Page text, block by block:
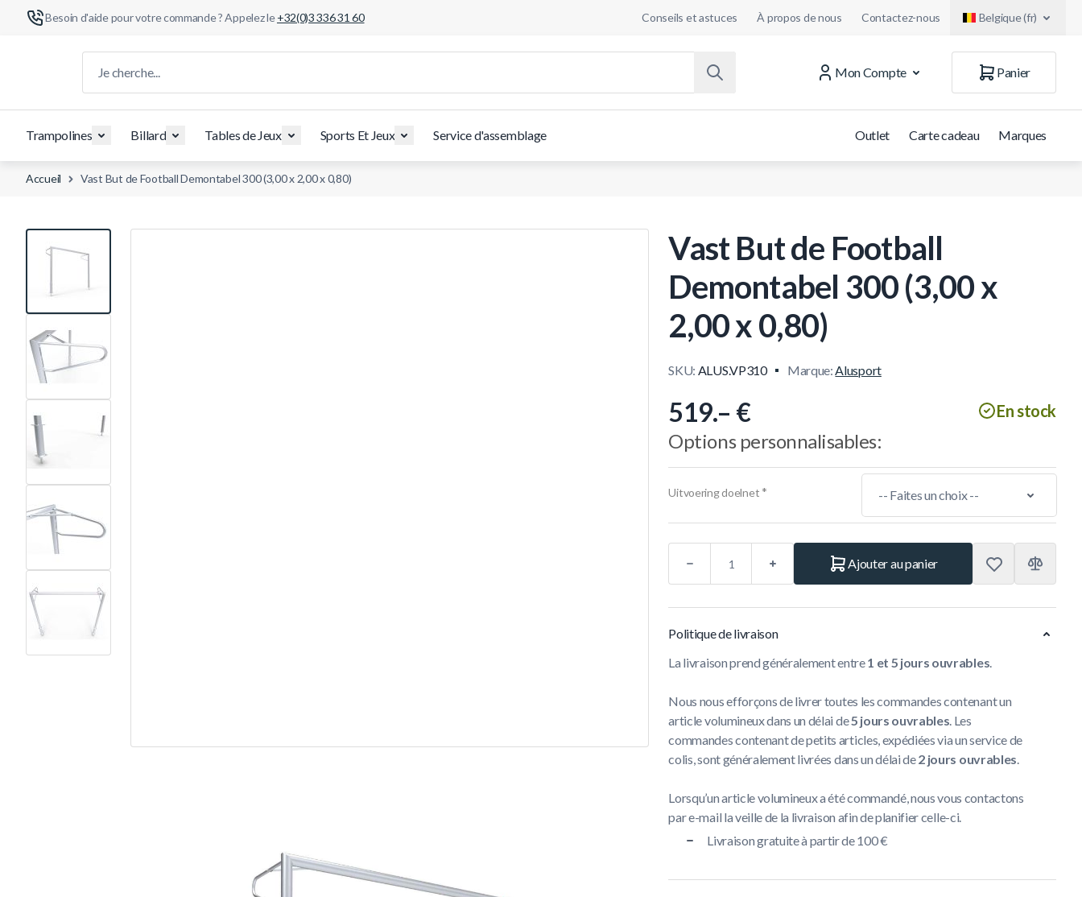
Besoin d'aide pour votre commande ? Appelez le+32(0)3 336 31 60 Conseils et astuces À propos de nous Contactez-nous Belgique (fr)
Mon Compte
Panier
Trampolines Billard Tables de Jeux Sports Et Jeux Service d'assemblage Outlet Carte cadeau Marques
Accueil Vast But de Football Demontabel 300 (3,00 x 2,00 x 0,80)
View larger image
Vast But de Football
Demontabel 300 (3,00 x
2,00 x 0,80)
SKU: ALUS.VP310 Marque:Alusport
519.– € En stock
Options personnalisables:
Uitvoering doelnet *
Ajouter au panier
Politique de livraison
La livraison prend généralement entre1 et 5 jours ouvrables.
Nous nous efforçons de livrer toutes les commandes contenant un
article volumineux dans un délai de5 jours ouvrables. Les
commandes contenant de petits articles, expédiées via un service de
colis, sont généralement livrées dans un délai de2 jours ouvrables.
Lorsqu’un article volumineux a été commandé, nous vous contactons
par e-mail la veille de la livraison afin de planifier celle-ci.
Livraison gratuite à partir de 100 €